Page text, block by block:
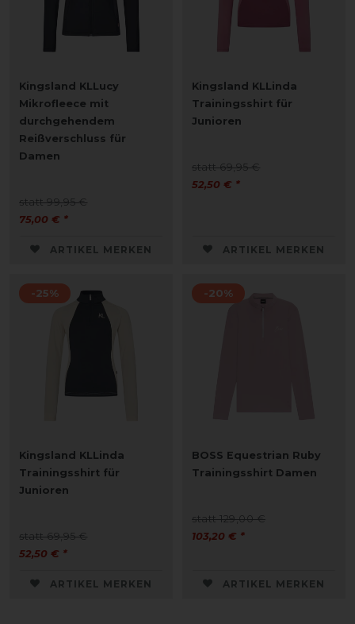
Kingsland KLLucy
Mikrofleece mit
durchgehendem
Reißverschluss für
Damen
statt 99,95 €
75,00 € *
ARTIKEL MERKEN
Kingsland KLLinda
Trainingsshirt für
Junioren
statt 69,95 €
52,50 € *
ARTIKEL MERKEN
-25%
Kingsland KLLinda
Trainingsshirt für
Junioren
statt 69,95 €
52,50 € *
ARTIKEL MERKEN
-20%
BOSS Equestrian Ruby
Trainingsshirt Damen
statt 129,00 €
103,20 € *
ARTIKEL MERKEN